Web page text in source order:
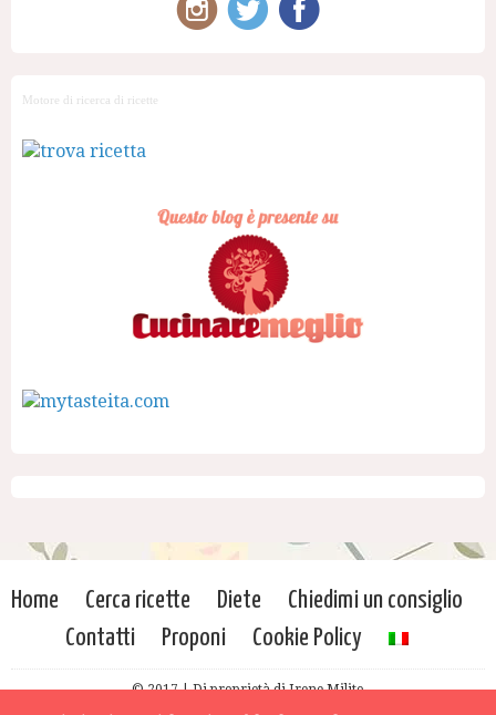
Motore di ricerca di ricette
Home Cerca ricette Diete
Chiedimi un consiglio
Contatti
Proponi Cookie Policy
© 2017 | Di proprietà di Irene Milito